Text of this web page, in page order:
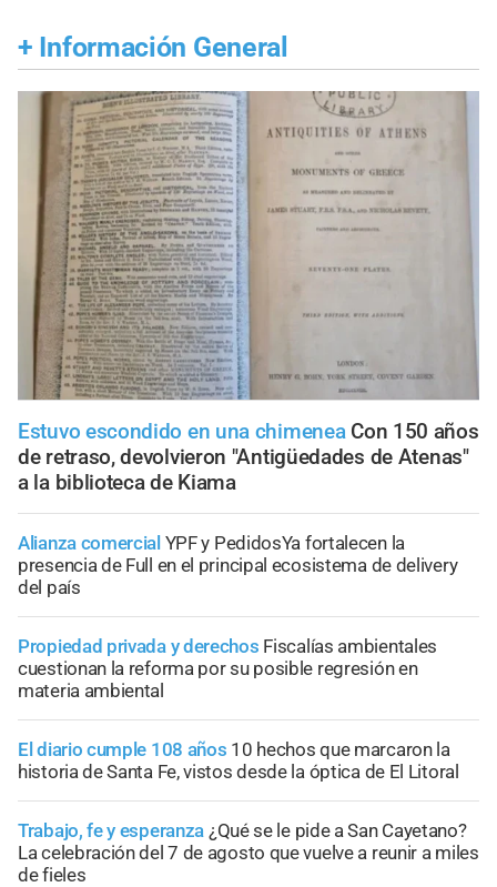
+ Información General
Estuvo escondido en una chimenea Con 150 años
de retraso, devolvieron "Antigüedades de Atenas"
a la biblioteca de Kiama
Alianza comercial YPF y PedidosYa fortalecen la
presencia de Full en el principal ecosistema de delivery
del país
Propiedad privada y derechos Fiscalías ambientales
cuestionan la reforma por su posible regresión en
materia ambiental
El diario cumple 108 años 10 hechos que marcaron la
historia de Santa Fe, vistos desde la óptica de El Litoral
Trabajo, fe y esperanza ¿Qué se le pide a San Cayetano?
La celebración del 7 de agosto que vuelve a reunir a miles
de fieles